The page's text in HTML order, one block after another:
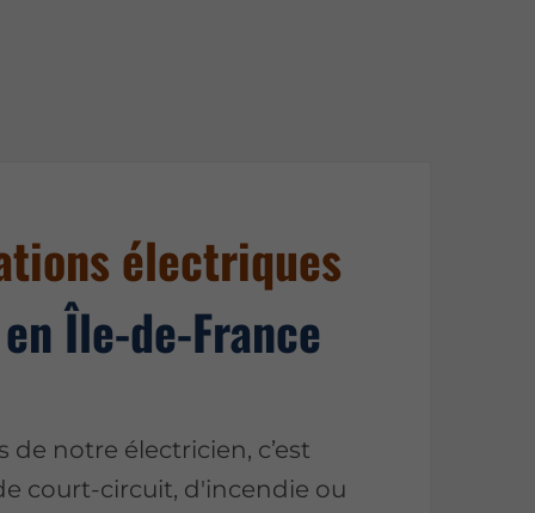
électriques
Île-de-France
de notre électricien, c’est
court-circuit, d'incendie ou